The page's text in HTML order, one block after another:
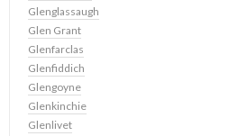
Glenglassaugh
Glen Grant
Glenfarclas
Glenfiddich
Glengoyne
Glenkinchie
Glenlivet